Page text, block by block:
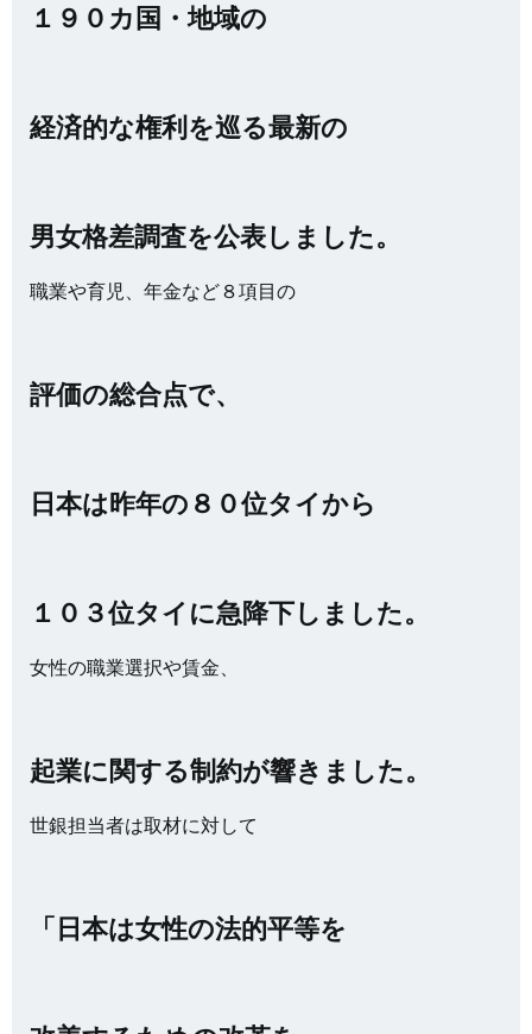
１９０カ国・地域の
経済的な権利を巡る最新の
男女格差調査を公表しました。
職業や育児、年金など８項目の
評価の総合点で、
日本は昨年の８０位タイから
１０３位タイに急降下しました。
女性の職業選択や賃金、
起業に関する制約が響きました。
世銀担当者は取材に対して
「日本は女性の法的平等を